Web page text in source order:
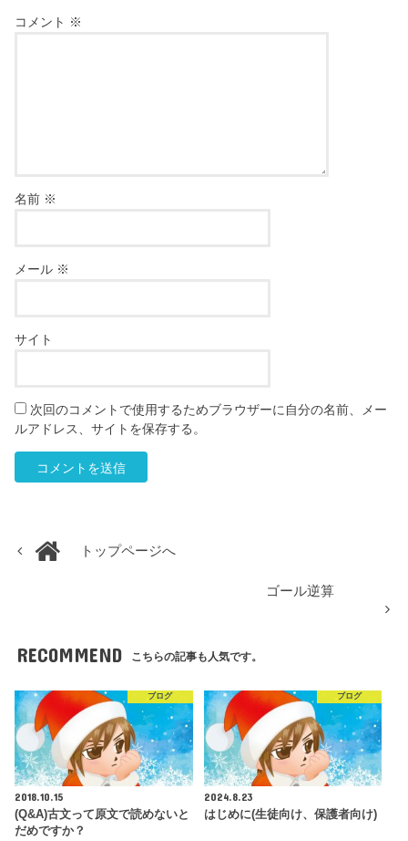
コメント ※
名前 ※
メール ※
サイト
次回のコメントで使用するためブラウザーに自分の名前、メー
ルアドレス、サイトを保存する。
トップページへ
ゴール逆算
RECOMMEND こちらの記事も人気です。
ブログ
2018.10.15
(Q&A)古文って原文で読めないと
だめですか？
ブログ
2024.8.23
はじめに(生徒向け、保護者向け)